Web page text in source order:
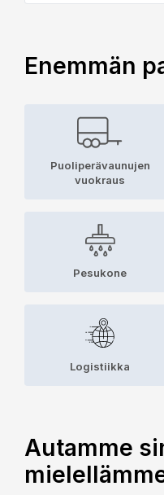
Enemmän
Puoliperävaunujen
vuokraus
Pesukone
Logistiikka
Autamme